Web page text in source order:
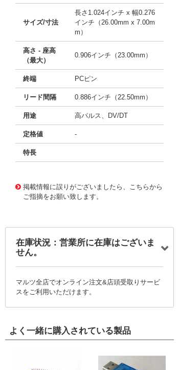
サイズ/寸法
長さ1.024インチ x 幅0.276
インチ（26.00mm x 7.00m
m）
高さ - 座高
（最大）
0.906インチ（23.00mm）
終端 PCピン
リード間隔 0.886インチ（22.50mm）
用途 高パルス、DV/DT
定格値 -
特長
掲載情報に誤りがございましたら、こちらから
ご指摘をお願い致します。
在庫状況：営業所に在庫はございま
せん。
マルツ全店でオンライン注文&店頭受取りサービ
スをご利用いただけます。
よく一緒に購入されている製品